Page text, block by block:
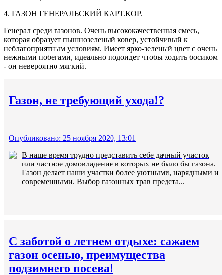
4. ГАЗОН ГЕНЕРАЛЬСКИЙ КАРТ.КОР.
Генерал среди газонов. Очень высококачественная смесь,
которая образует пышнозеленый ковер, устойчивый к
неблагоприятным условиям. Имеет ярко-зеленый цвет с очень
нежными побегами, идеально подойдет чтобы ходить босиком
- он невероятно мягкий.
Газон, не требующий ухода!?
Опубликовано: 25 ноября 2020, 13:01
В наше время трудно представить себе дачный участок
или частное домовладение в которых не было бы газона.
Газон делает наши участки более уютными, нарядными и
современными. Выбор газонных трав предста...
С заботой о летнем отдыхе: сажаем
газон осенью, преимущества
подзимнего посева!